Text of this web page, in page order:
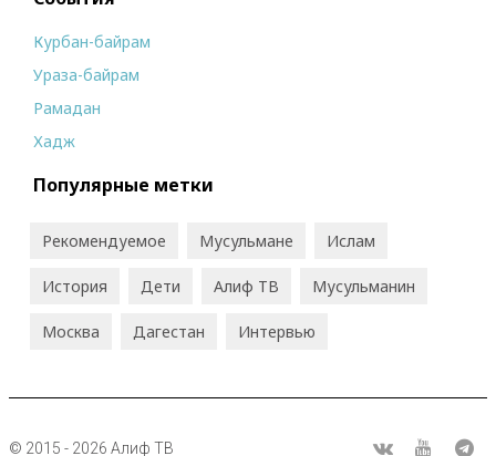
Курбан-байрам
Ураза-байрам
Рамадан
Хадж
Популярные метки
Рекомендуемое Мусульмане Ислам
История Дети Алиф ТВ Мусульманин
Москва Дагестан Интервью
© 2015 - 2026 Алиф ТВ